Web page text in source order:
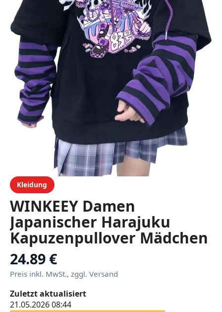
Kleidung
WINKEEY Damen
Japanischer Harajuku
Kapuzenpullover Mädchen
Herbst Winter Hoodie Hip
Hop Streetwear Punk Süß
Sweatshirts Oversized
Pulli
24.89 €
Preis inkl. MwSt., zggl. Versand
Zuletzt aktualisiert
21.05.2026 08:44